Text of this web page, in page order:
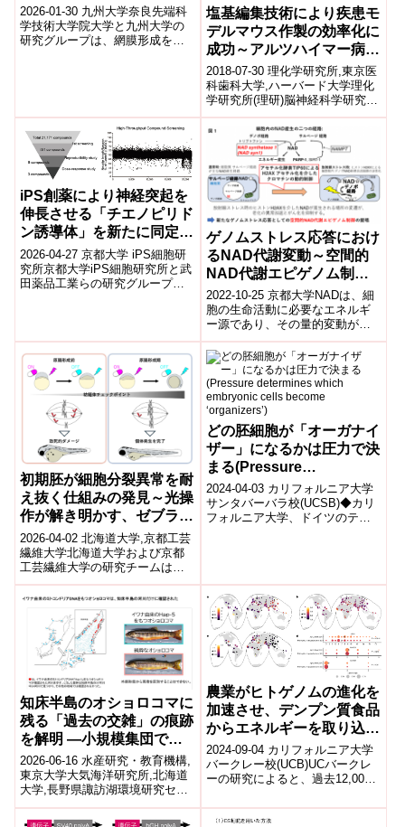
クロマチンの構造変化を制
御する酵素が、遺伝子発現
を安定化していた～網膜再
2026-01-30 九州大学奈良先端科
学技術大学院大学と九州大学の
研究グループは、網膜形成を担
塩基編集技術により疾患モ
デルマウス作製の効率化に
成功～アルツハイマー病の
原因解明へ～
2018-07-30 理化学研究所,東京医
科歯科大学,ハーバード大学理化
学研究所(理研)脳神経科学研究セ
ンター神経老化制御研究チーム
の西道隆臣チームリーダー、
iPS創薬により神経突起を
伸長させる「チエノピリド
ン誘導体」を新たに同定
―脳の疾患の細胞病態であ
る神経細胞突起短縮の改善
―
2026-04-27 京都大学 iPS細胞研
究所京都大学iPS細胞研究所と武
田薬品工業らの研究グループ
ゲノムストレス応答におけ
るNAD代謝変動～空間的
NAD代謝エピゲノム制御
の提唱～
2022-10-25 京都大学NADは、細
胞の生命活動に必要なエネルギ
ー源であり、その量的変動が老
化やがん化に最も影響を与える
メタボライトの一つです。NAD
の産...
初期胚が細胞分裂異常を耐
え抜く仕組みの発見～光操
作が解き明かす、ゼブラフ
ィッシュ胚の驚くべきトラ
ブル対応力～
2026-04-02 北海道大学,京都工芸
繊維大学北海道大学および京都
工芸繊維大学の研究チームは、
ゼブラフィッシュ初期胚が細胞
分裂異常に耐える仕組みを解明
どの胚細胞が「オーガナイ
ザー」になるかは圧力で決
まる(Pressure
determines which
embryonic cells become
‘organizers’)
2024-04-03 カリフォルニア大学
サンタバーバラ校(UCSB)◆カリ
フォルニア大学、ドイツのテュ
知床半島のオショロコマに
残る「過去の交雑」の痕跡
を解明 ―小規模集団で同
属異種由来のミトコンドリ
アDNAが残っている仕組
みを解析―
2026-06-16 水産研究・教育機構,
東京大学大気海洋研究所,北海道
大学,長野県諏訪湖環境研究セン
ター,Eastern Michigan
Universit...
農業がヒトゲノムの進化を
加速させ、デンプン質食品
からエネルギーを取り込む
(Agriculture accelerated
human genome
evolution to capture
foods)
2024-09-04 カリフォルニア大学
バークレー校(UCB)UCバークレ
ーの研究によると、過去12,000
が大幅に向上し、アミラー...